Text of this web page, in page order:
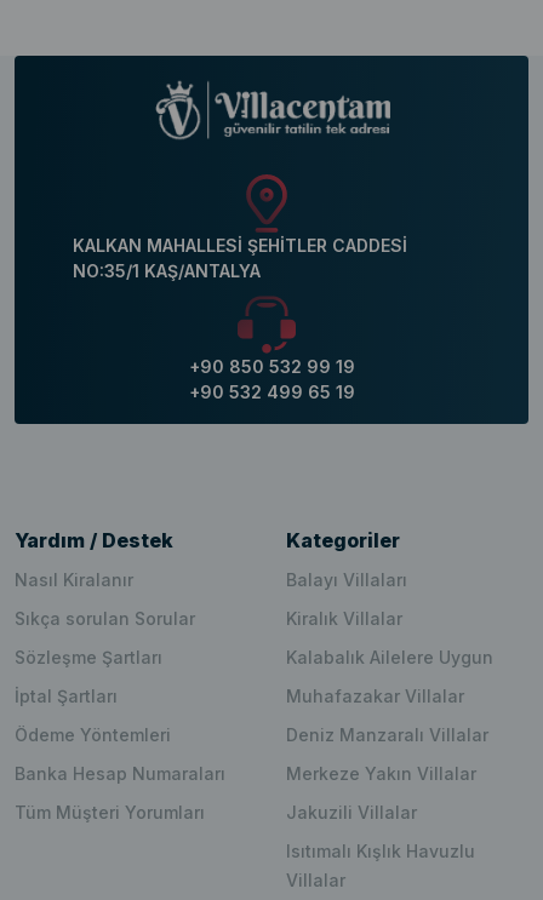
KALKAN MAHALLESİ ŞEHİTLER CADDESİ
NO:35/1 KAŞ/ANTALYA
+90 850 532 99 19
+90 532 499 65 19
Yardım / Destek
Nasıl Kiralanır
Sıkça sorulan Sorular
Sözleşme Şartları
İptal Şartları
Ödeme Yöntemleri
Banka Hesap Numaraları
Tüm Müşteri Yorumları
Kategoriler
Balayı Villaları
Kiralık Villalar
Kalabalık Ailelere Uygun
Muhafazakar Villalar
Deniz Manzaralı Villalar
Merkeze Yakın Villalar
Jakuzili Villalar
Isıtımalı Kışlık Havuzlu
Villalar